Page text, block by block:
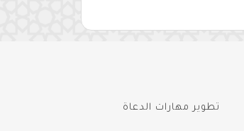
تطوير مهارات الدعاة